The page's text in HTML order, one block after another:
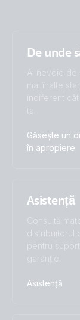
Smart
Smart
Smart
Smart
Smart
UK PSTI
Charger 120/
De unde
Ai nevoie de
mai înalte
indiferent
ta.
Găsește un
în apropiere
Asistență
Consultă
distribuitorul
pentru
garanție.
Asistență